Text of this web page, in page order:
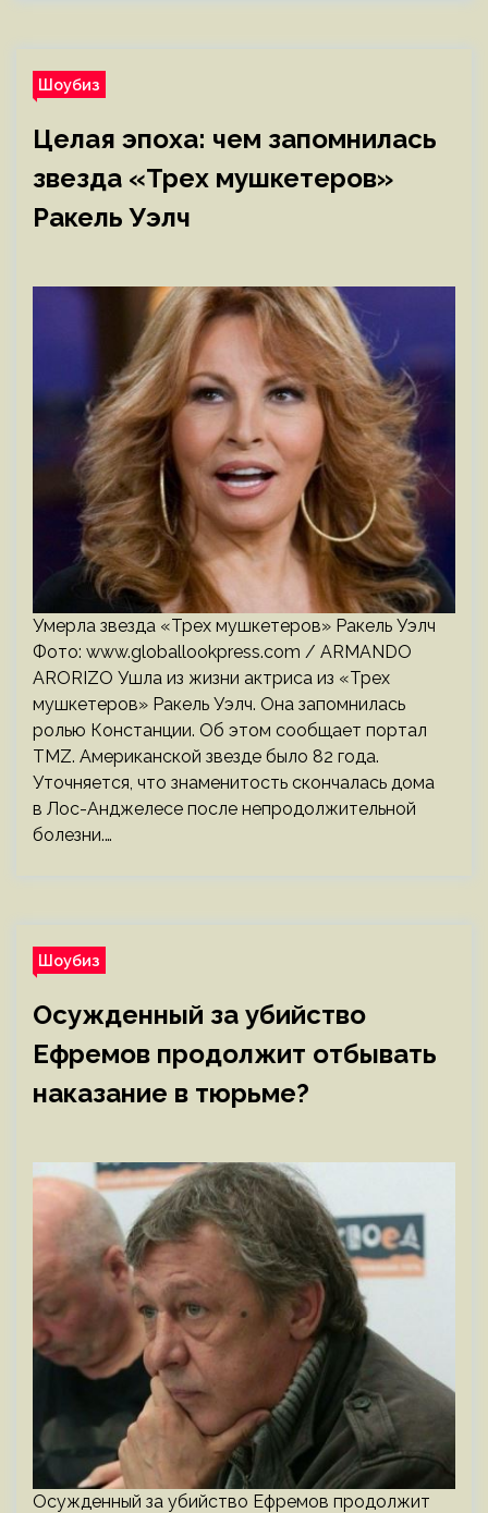
Шоубиз
Целая эпоха: чем запомнилась
звезда «Трех мушкетеров»
Ракель Уэлч
Умерла звезда «Трех мушкетеров» Ракель Уэлч
Фото: www.globallookpress.com / ARMANDO
ARORIZO Ушла из жизни актриса из «Трех
мушкетеров» Ракель Уэлч. Она запомнилась
ролью Констанции. Об этом сообщает портал
TMZ. Американской звезде было 82 года.
Уточняется, что знаменитость скончалась дома
в Лос-Анджелесе после непродолжительной
болезни.…
Шоубиз
Осужденный за убийство
Ефремов продолжит отбывать
наказание в тюрьме?
Осужденный за убийство Ефремов продолжит